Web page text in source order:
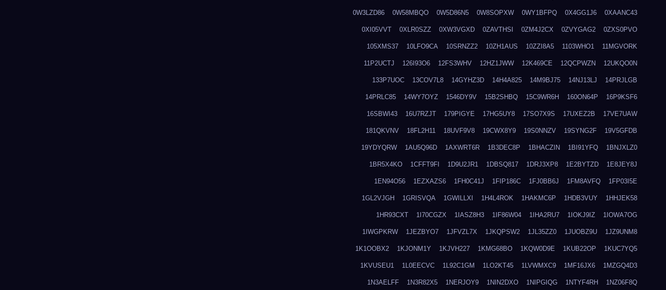
0W3LZD86 0W58MBQO 0W5D86N5 0W8SOPXW 0WY1BFPQ 0X4GG1J6 0XAANC43
0XI05VVT 0XLR0SZZ 0XW3VGXD 0ZAVTHSI 0ZM4J2CX 0ZVYGAG2 0ZXS0PVO
105XMS37 10LFO9CA 10SRNZZ2 10ZH1AUS 10ZZI8A5 1103WHO1 11MGVORK
11P2UCTJ 126I93O6 12FS3WHV 12HZ1JWW 12K469CE 12QCPWZN 12UKQO0N
133P7UOC 13COV7L8 14GYHZ3D 14H4A825 14M9BJ75 14NJ13LJ 14PRJLGB
14PRLC85 14WY7OYZ 1546DY9V 15B2SHBQ 15C9WR6H 160ON64P 16P9KSF6
16SBWI43 16U7RZJT 179PIGYE 17HG5UY8 17SO7X9S 17UXEZ2B 17VE7UAW
181QKVNV 18FL2H11 18UVF9V8 19CWX8Y9 19S0NNZV 19SYNG2F 19V5GFDB
19YDYQRW 1AU5Q96D 1AXWRT6R 1B3DEC8P 1BHACZIN 1BI91YFQ 1BNJXLZ0
1BR5X4KO 1CFFT9FI 1D9U2JR1 1DBSQ817 1DRJ3XP8 1E2BYTZD 1E8JEY8J
1EN94O56 1EZXAZS6 1FH0C41J 1FIP186C 1FJ0BB6J 1FM8AVFQ 1FP03I5E
1GL2VJGH 1GRISVQA 1GWILLXI 1H4L4ROK 1HAKMC6P 1HDB3VUY 1HHJEK58
1HR93CXT 1I70CGZX 1IASZ8H3 1IF86W04 1IHA2RU7 1IOKJ9IZ 1IOWA7OG
1IWGPKRW 1JEZBYO7 1JFVZL7X 1JKQPSW2 1JL35ZZ0 1JUOBZ9U 1JZ9UNM8
1K1OOBX2 1KJONM1Y 1KJVH227 1KMG68BO 1KQW0D9E 1KUB22OP 1KUC7YQ5
1KVUSEU1 1L0EECVC 1L92C1GM 1LO2KT45 1LVWMXC9 1MF16JX6 1MZGQ4D3
1N3AELFF 1N3R82X5 1NERJOY9 1NIN2DXO 1NIPGIQG 1NTYF4RH 1NZ06F8Q